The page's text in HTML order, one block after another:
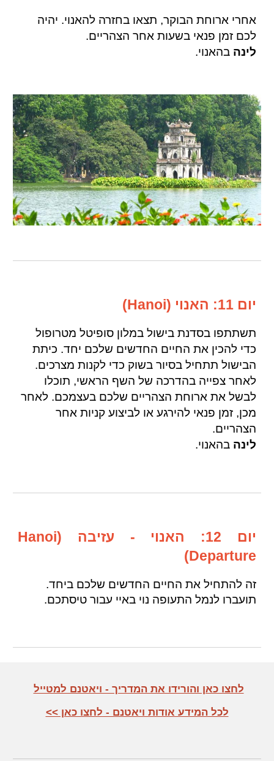
אחרי ארוחת הבוקר, תצאו בחזרה להאנוי. יהיה
לכם זמן פנאי בשעות אחר הצהריים.
לינה בהאנוי.
יום 11: האנוי (Hanoi)
תשתתפו בסדנת בישול במלון סופיטל מטרופול
כדי להכין את החיים החדשים שלכם יחד. כיתת
הבישול תתחיל בסיור בשוק כדי לקנות מצרכים.
לאחר צפייה בהדרכה של השף הראשי, תוכלו
לבשל את ארוחת הצהריים שלכם בעצמכם. לאחר
מכן, זמן פנאי להירגע או לביצוע קניות אחר
הצהריים.
לינהבהאנוי.
יום 12: האנוי - עזיבה (Hanoi
Departure)
זה להתחיל את החיים החדשים שלכם ביחד.
תועברו לנמל התעופה נוי באיי עבור טיסתכם.
לחצו כאן והורידו את המדריך - ויאטנם למטייל
לכל המידע אודות ויאטנם - לחצו כאן >>